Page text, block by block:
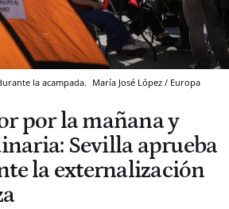
la acampada. María José López / Europa
por la mañana y
Sevilla aprueba
la externalización